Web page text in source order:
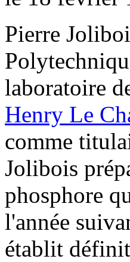
Pierre
laboratoire
Henry Le
comme
Jolibois
phosphore
l'année
établit